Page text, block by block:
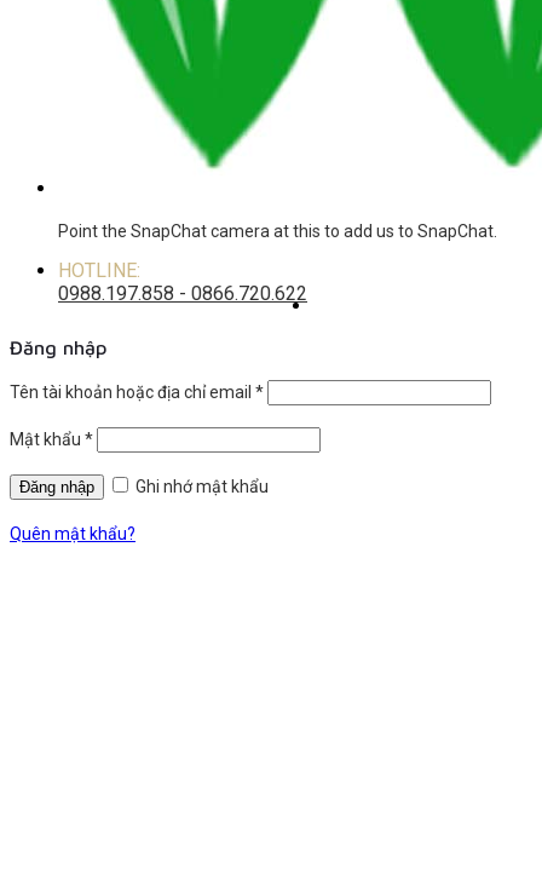
Point the SnapChat camera at this to add us to SnapChat.
HOTLINE:
0988.197.858 - 0866.720.622
Đăng nhập
Tên tài khoản hoặc địa chỉ email *
Mật khẩu *
Ghi nhớ mật khẩu
Quên mật khẩu?